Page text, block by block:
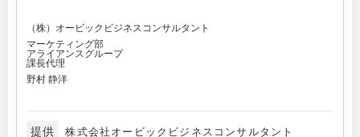
（株）オービックビジネスコンサルタント
マーケティング部
アライアンスグループ
課長代理
野村 静洋
提供 株式会社オービックビジネスコンサルタント